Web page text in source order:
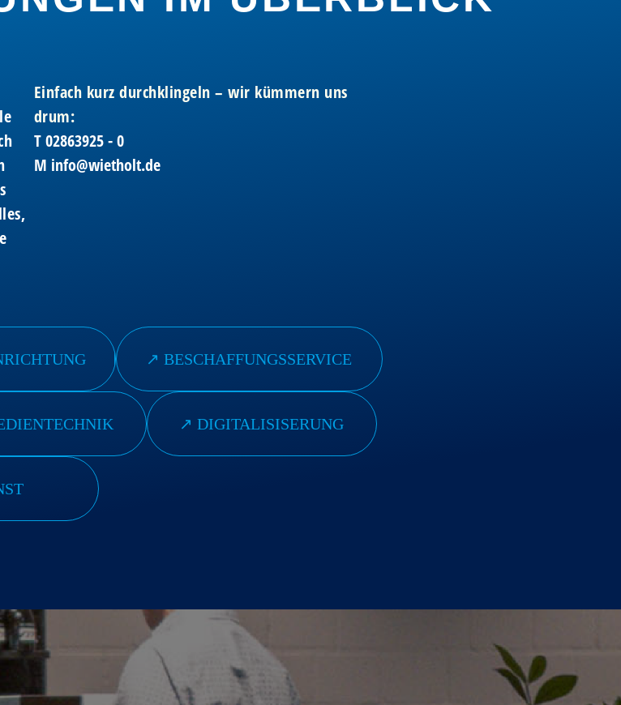
Einfach kurz durchklingeln – wir kümmern uns
drum:
T02863925 - 0
M info@wietholt.de
↗︎ BESCHAFFUNGSSERVICE
↗︎ DIGITALISISERUNG